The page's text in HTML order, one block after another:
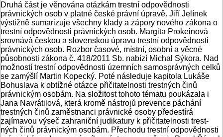
Druhá část je věnována otázkám trest­ní odpovědnosti
právnických osob v platné české právní úpravě. Jiří Jelínek
výstižně sumarizuje všechny klady a zápory nové­ho zákona o
trestní odpovědnosti práv­nických osob. Margita Prokeinová
srov­nává českou a slovenskou úpravu trestní odpovědnosti
právnických osob. Rozbor časové, místní, osobní a věcné
působnos­ti zákona č. 418/2011 Sb. nabízí Michal Sýkora. Nad
možností trestní odpověd­nosti územních samosprávných celků
se zamýšlí Martin Kopecký. Poté násle­duje kapitola Lukáše
Bohuslava k obtíž­né otázce přičitatelnosti trestných činů
právnickým osobám. Na složitost toho­to tématu poukázala i
Jana Navrátilová, která kromě nástrojů prevence páchání
trestných činů zaměstnanci právnické osoby předestírá
zajímavou výseč zahra­niční judikatury k přičitatelnosti trest­
ných činů právnickým osobám. Přecho­du trestní odpovědnosti